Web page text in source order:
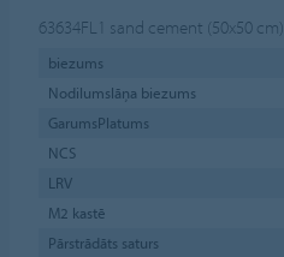
63634FL1 sand cement (50x50 cm)
biezums
Nodilumslāņa biezums
GarumsPlatums
NCS
LRV
M2 kastē
Pārstrādāts saturs